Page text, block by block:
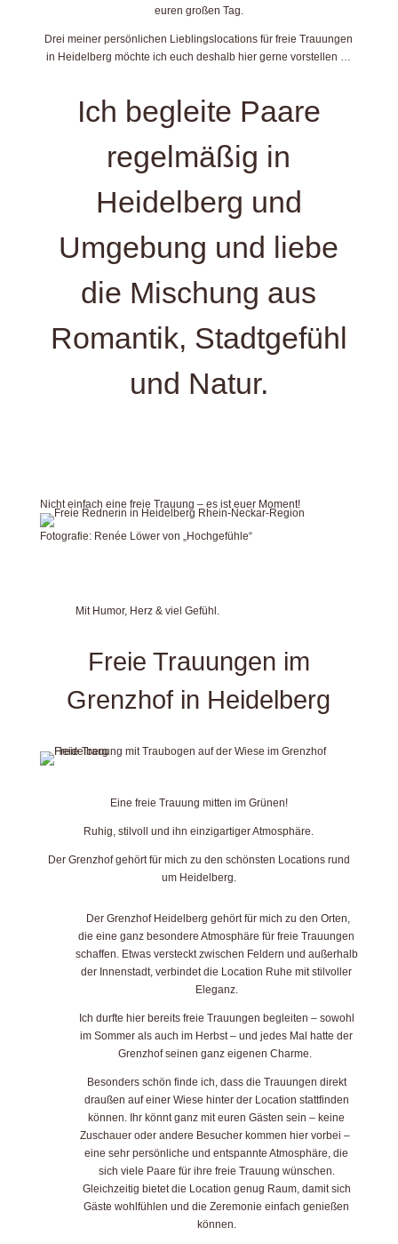
euren großen Tag.
Drei meiner persönlichen Lieblingslocations für freie Trauungen
in Heidelberg möchte ich euch deshalb hier gerne vorstellen …
Ich begleite Paare
regelmäßig in
Heidelberg und
Umgebung und liebe
die Mischung aus
Romantik, Stadtgefühl
und Natur.
Nicht einfach eine freie Trauung – es ist euer Moment!
Fotografie: Renée Löwer von „Hochgefühle“
Mit Humor, Herz & viel Gefühl.
Freie Trauungen im
Grenzhof in Heidelberg
Eine freie Trauung mitten im Grünen!
Ruhig, stilvoll und ihn einzigartiger Atmosphäre.
Der Grenzhof gehört für mich zu den schönsten Locations rund
um Heidelberg.
Der Grenzhof Heidelberg gehört für mich zu den Orten,
die eine ganz besondere Atmosphäre für freie Trauungen
schaffen. Etwas versteckt zwischen Feldern und außerhalb
der Innenstadt, verbindet die Location Ruhe mit stilvoller
Eleganz.
Ich durfte hier bereits freie Trauungen begleiten – sowohl
im Sommer als auch im Herbst – und jedes Mal hatte der
Grenzhof seinen ganz eigenen Charme.
Besonders schön finde ich, dass die Trauungen direkt
draußen auf einer Wiese hinter der Location stattfinden
können. Ihr könnt ganz mit euren Gästen sein – keine
Zuschauer oder andere Besucher kommen hier vorbei –
eine sehr persönliche und entspannte Atmosphäre, die
sich viele Paare für ihre freie Trauung wünschen.
Gleichzeitig bietet die Location genug Raum, damit sich
Gäste wohlfühlen und die Zeremonie einfach genießen
können.